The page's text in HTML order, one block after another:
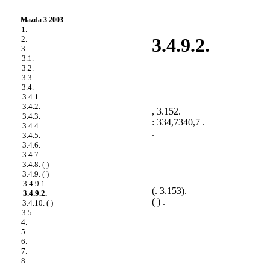
Mazda 3 2003
1.
2.
3.
3.1.
3.2.
3.3.
3.4.
3.4.1.
3.4.2.
3.4.3.
3.4.4.
3.4.5.
3.4.6.
3.4.7.
3.4.8. ( )
3.4.9. ( )
3.4.9.1.
3.4.9.2.
3.4.10. ( )
3.5.
4.
5.
6.
7.
8.
3.4.9.2.
, 3.152.
: 334,7340,7 .
.
(. 3.153).
( ) .